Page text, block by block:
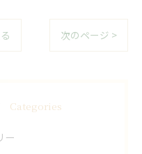
次のページ >
Categories
ー